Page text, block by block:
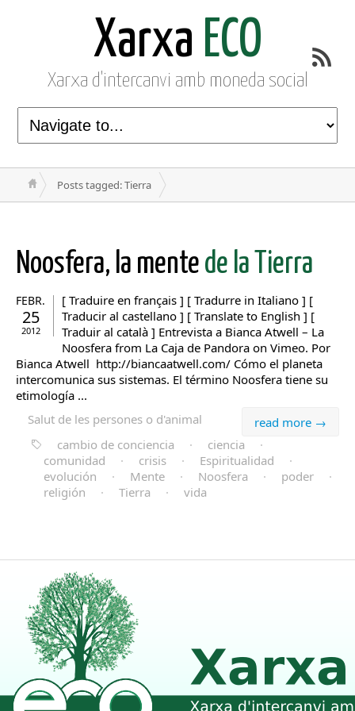
Xarxa ECO
Xarxa d'intercanvi amb moneda social
Posts tagged: Tierra
Noosfera, la mente de la Tierra
FEBR.
25
2012
[ Traduire en français ] [ Tradurre in Italiano ] [
Traducir al castellano ] [ Translate to English ] [
Traduir al català ] Entrevista a Bianca Atwell – La
Noosfera from La Caja de Pandora on Vimeo. Por
Bianca Atwell http://biancaatwell.com/ Cómo el planeta
intercomunica sus sistemas. El término Noosfera tiene su
etimología ...
read more →
Salut de les persones o d'animal
cambio de conciencia
· ciencia
·
comunidad
· crisis · Espiritualidad
·
evolución
· Mente · Noosfera · poder
·
religión
· Tierra · vida